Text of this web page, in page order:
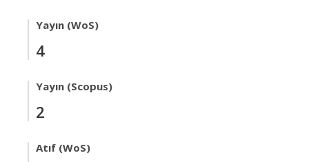
Yayın (WoS)
4
Yayın (Scopus)
2
Atıf (WoS)